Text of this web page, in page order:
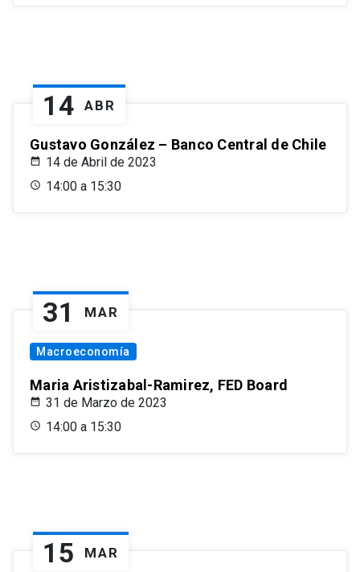
14 ABR
Gustavo González – Banco Central de Chile
14 de Abril de 2023
14:00 a 15:30
31 MAR
Macroeconomía
Maria Aristizabal-Ramirez, FED Board
31 de Marzo de 2023
14:00 a 15:30
15 MAR